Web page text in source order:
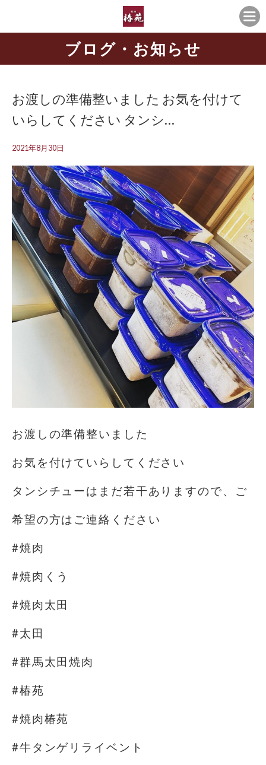
ブログ・お知らせ
お渡しの準備整いました お気を付けて
いらしてください タンシ…
2021年8月30日
お渡しの準備整いました
お気を付けていらしてください
タンシチューはまだ若干ありますので、ご
希望の方はご連絡ください
#焼肉
#焼肉くう
#焼肉太田
#太田
#群馬太田焼肉
#椿苑
#焼肉椿苑
#牛タンゲリライベント